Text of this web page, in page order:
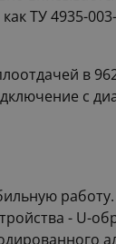
ТУ 4935-
в
с
- U-